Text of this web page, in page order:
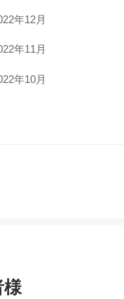
年12月
年11月
年10月
様